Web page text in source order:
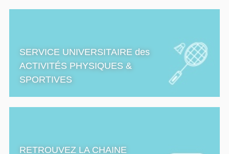
SERVICE UNIVERSITAIRE des
ACTIVITÉS PHYSIQUES &
SPORTIVES
RETROUVEZ LA CHAINE